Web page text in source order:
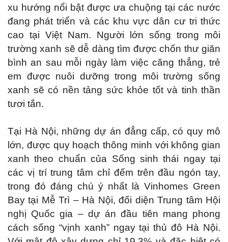
xu hướng nổi bật được ưa chuộng tại các nước
đang phát triển và các khu vực dân cư tri thức
cao tại Việt Nam. Người lớn sống trong môi
trường xanh sẽ dễ dàng tìm được chốn thư giãn
bình an sau mỗi ngày làm việc căng thẳng, trẻ
em được nuôi dưỡng trong môi trường sống
xanh sẽ có nền tảng sức khỏe tốt và tinh thần
tươi tắn.
Tại Hà Nội, những dự án đẳng cấp, có quy mô
lớn, được quy hoạch thông minh với không gian
xanh theo chuẩn của Sống sinh thái ngay tại
các vị trí trung tâm chỉ đếm trên đầu ngón tay,
trong đó đáng chú ý nhất là Vinhomes Green
Bay tại Mễ Trì – Hà Nội, đối diện Trung tâm Hội
nghị Quốc gia – dự án đầu tiên mang phong
cách sống “vịnh xanh” ngay tại thủ đô Hà Nội.